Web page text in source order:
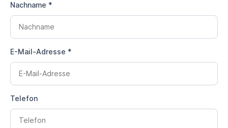
Nachname *
E-Mail-Adresse *
Telefon